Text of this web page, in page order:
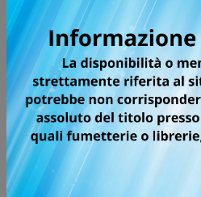
Tutti i
testata
BALL
EDITION